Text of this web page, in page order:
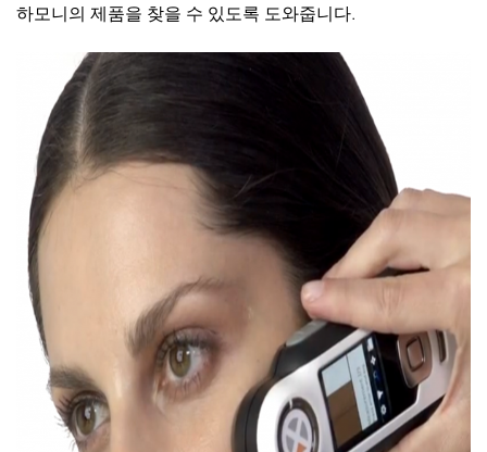
하모니의 제품을 찾을 수 있도록 도와줍니다.